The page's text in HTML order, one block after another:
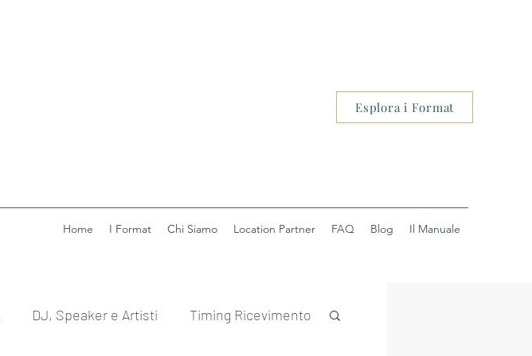
Esplora i Format
Home I Format Chi Siamo Location Partner FAQ Blog Il Manuale
DJ, Speaker e Artisti Timing Ricevimento